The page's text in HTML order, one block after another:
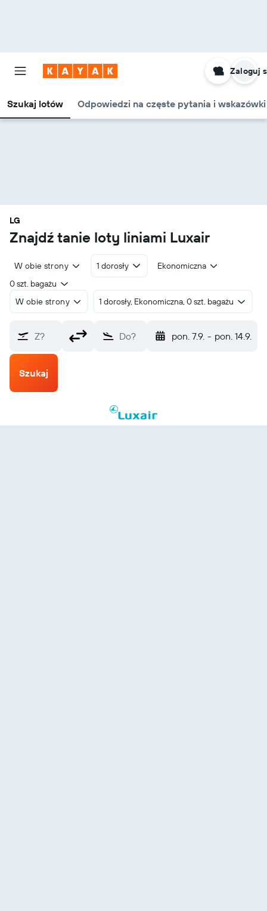
Szukaj lotów Odpowiedzi na częste pytania i wskazówki
Zaloguj
LG
Znajdź tanie loty liniami Luxair
W obie strony 1 dorosły
Ekonomiczna
0 szt. bagażu
W obie strony
1 dorosły, Ekonomiczna, 0 szt. bagażu
Z? Do? pon. 7.9. - pon. 14.9.
Szukaj